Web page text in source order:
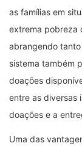
as famílias em
extrema pobreza
abrangendo
sistema também
doações
entre as diversas
doações e a
Uma das